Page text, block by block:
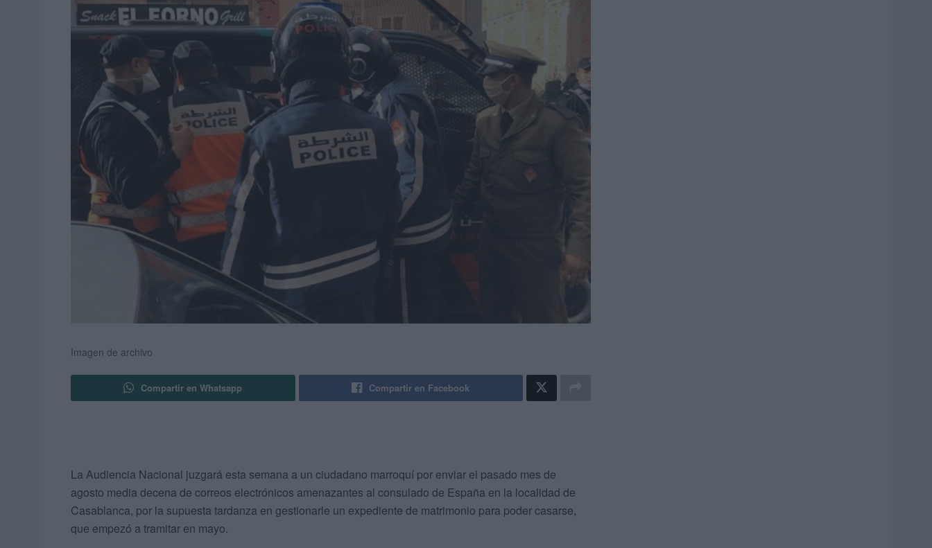
Imagen de archivo
Compartir en Whatsapp Compartir en Facebook
La Audiencia Nacional juzgará esta semana a un ciudadano marroquí por enviar el pasado mes de
agosto media decena de correos electrónicos amenazantes al consulado de España en la localidad de
Casablanca, por la supuesta tardanza en gestionarle un expediente de matrimonio para poder casarse,
que empezó a tramitar en mayo.